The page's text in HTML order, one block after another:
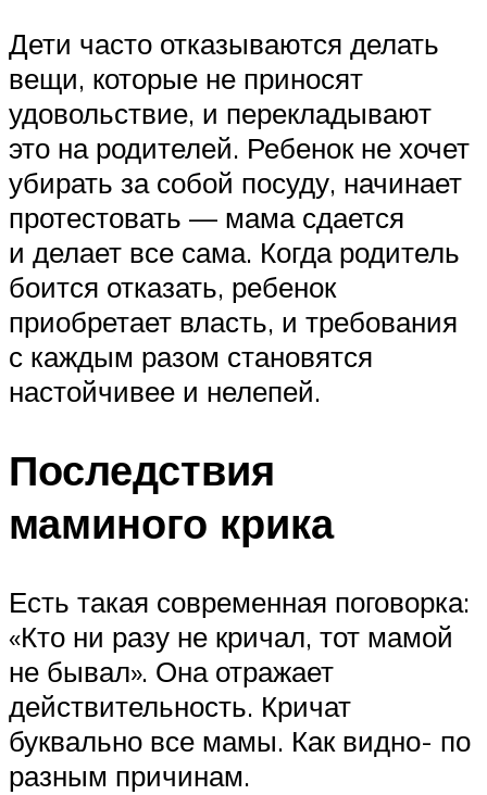
Дети часто отказываются делать
вещи, которые не приносят
удовольствие, и перекладывают
это на родителей. Ребенок не хочет
убирать за собой посуду, начинает
протестовать — мама сдается
и делает все сама. Когда родитель
боится отказать, ребенок
приобретает власть, и требования
с каждым разом становятся
настойчивее и нелепей.
Последствия
маминого крика
Есть такая современная поговорка:
«Кто ни разу не кричал, тот мамой
не бывал». Она отражает
действительность. Кричат
буквально все мамы. Как видно- по
разным причинам.